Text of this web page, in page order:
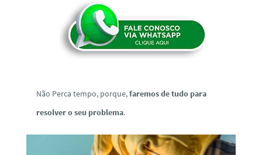
Não Perca tempo, porque,faremos de tudo para
resolver o seu problema.